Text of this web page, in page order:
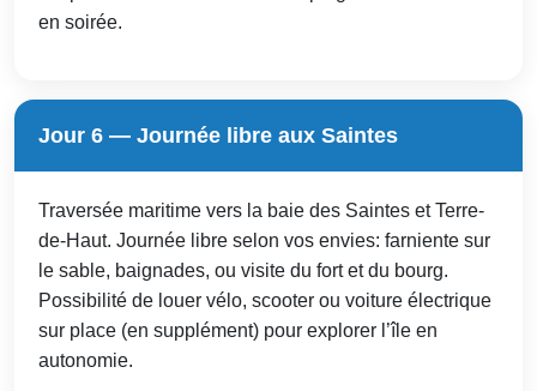
en soirée.
Jour 6 — Journée libre aux Saintes
Traversée maritime vers la baie des Saintes et Terre-
de-Haut. Journée libre selon vos envies: farniente sur
le sable, baignades, ou visite du fort et du bourg.
Possibilité de louer vélo, scooter ou voiture électrique
sur place (en supplément) pour explorer l’île en
autonomie.